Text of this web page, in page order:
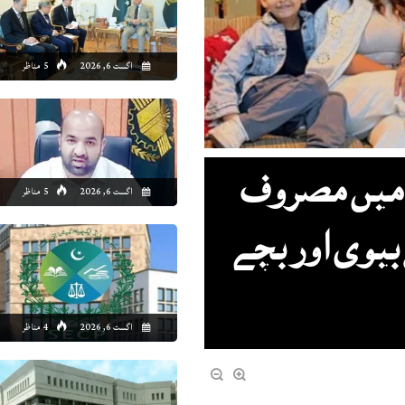
اگست 6, 2026 5 مناظر
اگست 6, 2026 5 مناظر
اگست 6, 2026 4 مناظر
میں مصروف
اور بچے
19:00
31°C
20:00
29°C
21:00
29°C
22:00
27°C
23:00
26°C
00:00
26°C